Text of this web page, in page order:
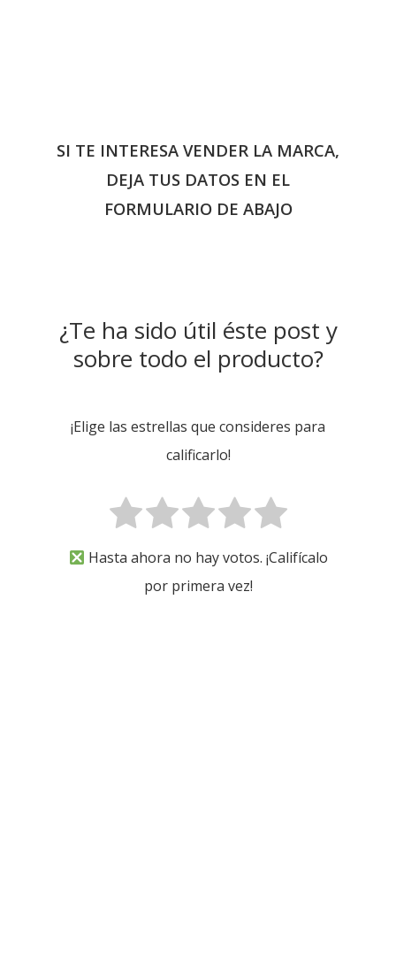
SI TE INTERESA VENDER LA MARCA,
DEJA TUS DATOS EN EL
FORMULARIO DE ABAJO
¿Te ha sido útil éste post y
sobre todo el producto?
¡Elige las estrellas que consideres para
calificarlo!
Hasta ahora no hay votos. ¡Califícalo
por primera vez!